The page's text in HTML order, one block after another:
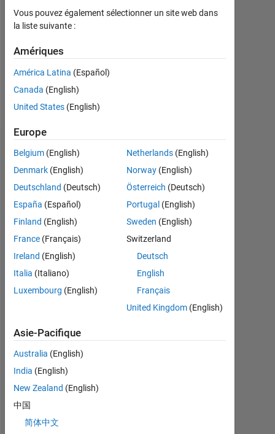
0
Following:
0
Follow
Tableau de bord
Statistiques
MATLAB Answers
CONTRIBUTIONS
0
2
RANG
263
Vous pouvez également sélectionner un site web dans
la liste suivante :
Amériques
América Latina (Español)
Canada (English)
United States (English)
Europe
Belgium (English)
Denmark (English)
Deutschland (Deutsch)
España (Español)
Finland (English)
France (Français)
Ireland (English)
Italia (Italiano)
Luxembourg (English)
Netherlands(English)
Norway(English)
Österreich (Deutsch)
Portugal (English)
Sweden (English)
Switzerland
Deutsch
English
Français
United Kingdom(English)
Asie-Pacifique
Australia (English)
India (English)
New Zealand (English)
中国
简体中文